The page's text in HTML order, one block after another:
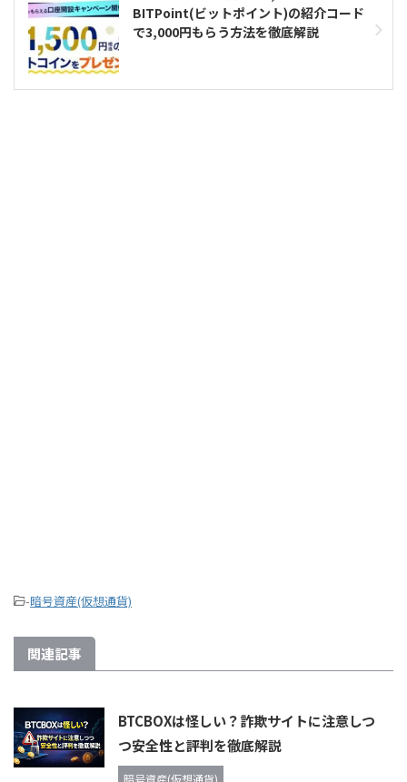
BITPoint(ビットポイント)の紹介コード
で3,000円もらう方法を徹底解説
-暗号資産(仮想通貨)
関連記事
BTCBOXは怪しい？詐欺サイトに注意しつ
つ安全性と評判を徹底解説
暗号資産(仮想通貨)